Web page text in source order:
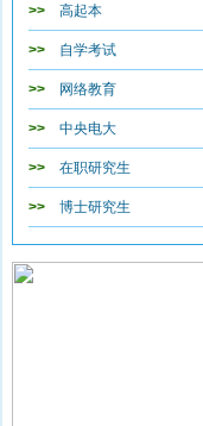
>> 高起本
>> 自学考试
>> 网络教育
>> 中央电大
>> 在职研究生
>> 博士研究生